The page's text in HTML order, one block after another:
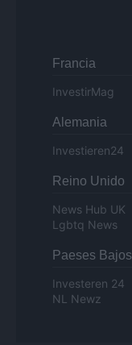
Francia
InvestirMag
Alemania
Investieren24
Reino Unido
News Hub UK
Lgbtq News
Paeses Bajos
Investeren 24
NL Newz